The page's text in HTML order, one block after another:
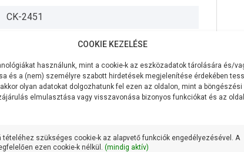
CK-2451
1100W
90 liter/perc
7 méter
COOKIE KEZELÉSE
használunk, mint a cookie-k az eszközadatok tárolására és/
és a (nem) személyre szabott hirdetések megjelenítése érdekében
olyan adatokat dolgozhatunk fel ezen az oldalon, mint a
elmulasztása vagy visszavonása bizonyos funkciókat és az
tételéhez szükséges cookie-k az alapvető funkciók engedélyezésével. A
ezen cookie-k nélkül. (mindig aktív)